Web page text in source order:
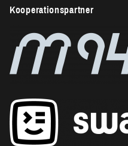
Kooperationspartner